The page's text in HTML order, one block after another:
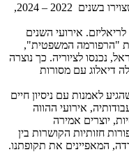
תערוכת יחיד- רטרוספקטיבה של עבודות שצוירו בשנים 2022 – 2024,
אירועי השנים
"הרפורמה המשפטית",
בישראל, נכנסו לציוריה. כך נוצרה
דיאלוג עם מסורות
לאמנות עם ניסיון חיים
אירועי ההווה
יוצרים אמירה
חזותיות הקושרות בין
המאפיינים את תקופתנו.